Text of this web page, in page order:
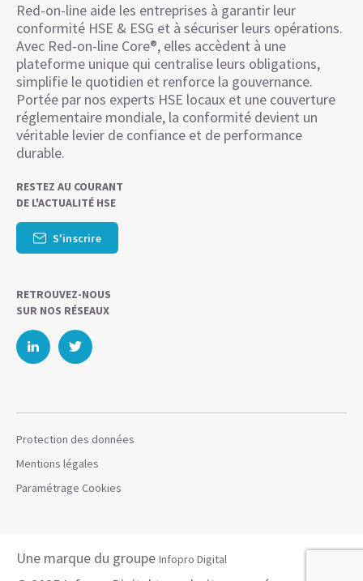
Red-on-line aide les entreprises à garantir leur
conformité HSE & ESG et à sécuriser leurs opérations.
Avec Red-on-line Core®, elles accèdent à une
plateforme unique qui centralise leurs obligations,
simplifie le quotidien et renforce la gouvernance.
Portée par nos experts HSE locaux et une couverture
réglementaire mondiale, la conformité devient un
véritable levier de confiance et de performance
durable.
RESTEZ AU COURANT
DE L'ACTUALITÉ HSE
S'inscrire
RETROUVEZ-NOUS
SUR NOS RÉSEAUX
Protection des données
Mentions légales
Paramétrage Cookies
Une marque du groupe Infopro Digital